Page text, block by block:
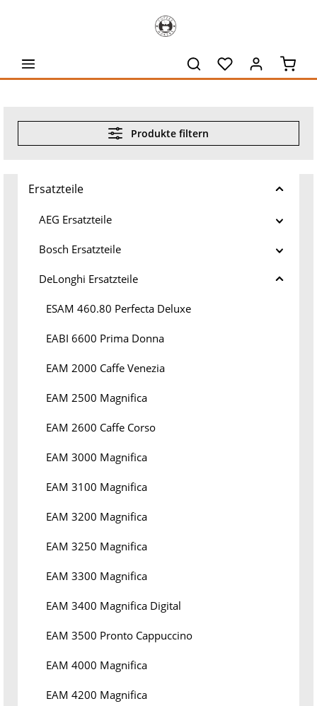
Produkte filtern
Ersatzteile
AEG Ersatzteile
Bosch Ersatzteile
DeLonghi Ersatzteile
ESAM 460.80 Perfecta Deluxe
EABI 6600 Prima Donna
EAM 2000 Caffe Venezia
EAM 2500 Magnifica
EAM 2600 Caffe Corso
EAM 3000 Magnifica
EAM 3100 Magnifica
EAM 3200 Magnifica
EAM 3250 Magnifica
EAM 3300 Magnifica
EAM 3400 Magnifica Digital
EAM 3500 Pronto Cappuccino
EAM 4000 Magnifica
EAM 4200 Magnifica